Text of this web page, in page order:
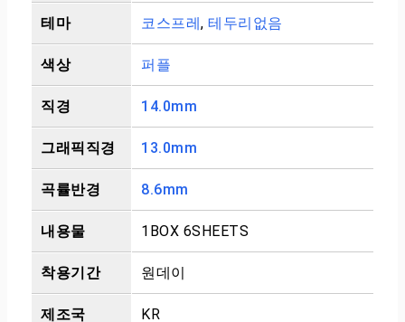
테마 코스프레, 테두리없음
색상 퍼플
직경 14.0mm
그래픽직경 13.0mm
곡률반경 8.6mm
내용물 1BOX 6SHEETS
착용기간 원데이
제조국 KR